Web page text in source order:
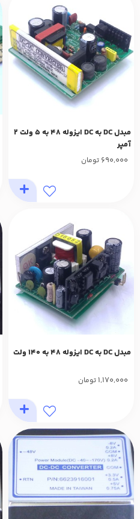
مبدل DC به DC ایزوله 48 به 5 ولت 2
آمپر
690,000 تومان
مبدل DC به DC ایزوله 48 به 140 ولت
1,170,000 تومان